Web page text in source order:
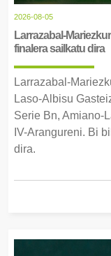
2026-08-05
Larrazabal-
finalera sailkatu dira
Larrazabal-
Laso-Albisu
Serie Bn, Amiano-
IV-Arangureni. Bi
dira.